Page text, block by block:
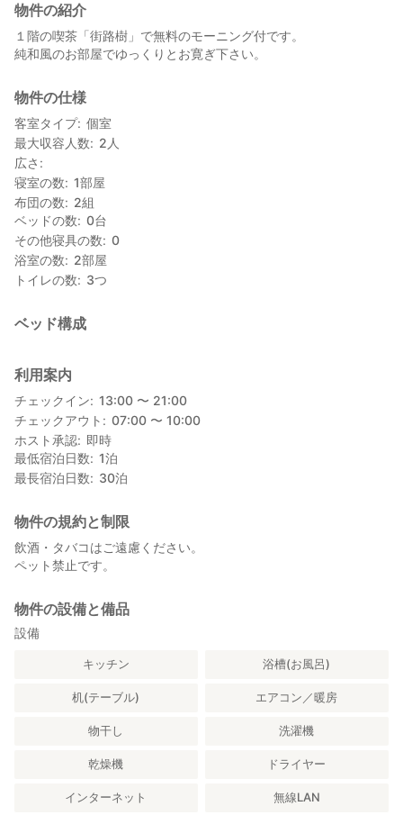
物件の紹介
１階の喫茶「街路樹」で無料のモーニング付です。
純和風のお部屋でゆっくりとお寛ぎ下さい。
物件の仕様
客室タイプ 個室
最大収容人数
2 人
広さ
寝室の数
1部屋
布団の数
2組
ベッドの数
0台
その他寝具の数
0
浴室の数
2部屋
トイレの数
3つ
ベッド構成
利用案内
チェックイン
13:00 〜 21:00
チェックアウト
07:00 〜 10:00
ホスト承認
即時
最低宿泊日数
1泊
最長宿泊日数
30泊
物件の規約と制限
飲酒・タバコはご遠慮ください。
ペット禁止です。
物件の設備と備品
設備
キッチン 浴槽(お風呂)
机(テーブル) エアコン／暖房
物干し 洗濯機
乾燥機 ドライヤー
インターネット 無線LAN